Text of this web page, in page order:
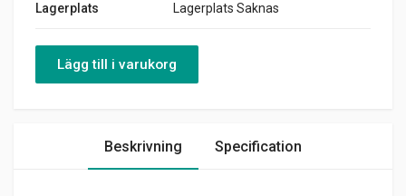
Lagerplats
Lagerplats Saknas
Lägg till i varukorg
Beskrivning Specification